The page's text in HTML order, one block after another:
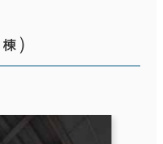
棟 ）